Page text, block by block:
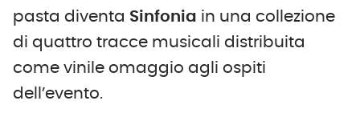
pasta diventa Sinfonia in una collezione
di quattro tracce musicali distribuita
come vinile omaggio agli ospiti
dell’evento.